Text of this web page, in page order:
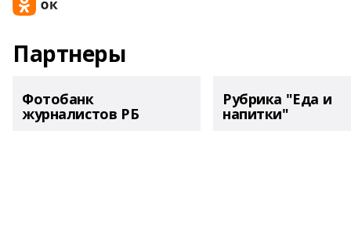
Партнеры
Фотобанк
журналистов РБ
Рубрика "Еда и
напитки"